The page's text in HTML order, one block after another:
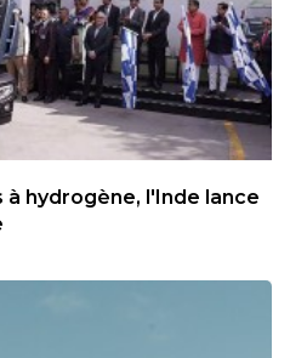
hydrogène, l'Inde lance